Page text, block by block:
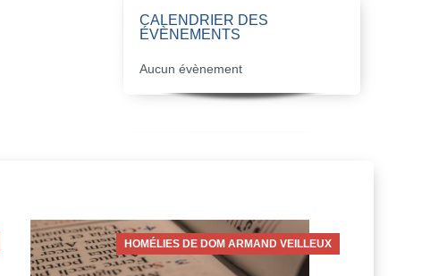
CALENDRIER DES
ÉVÈNEMENTS
Aucun évènement
HOMÉLIES DE DOM ARMAND VEILLEUX